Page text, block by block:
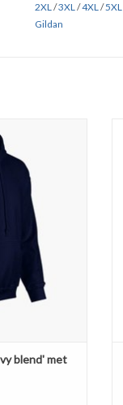
2XL/3XL/4XL/5XL
Gildan
in de maten
kleuren.
50% polyester
fit.
voor.
armsgat
blend' met